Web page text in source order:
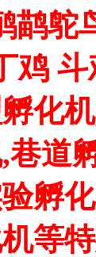
鹋鸵
鸡
化
道
孵
等